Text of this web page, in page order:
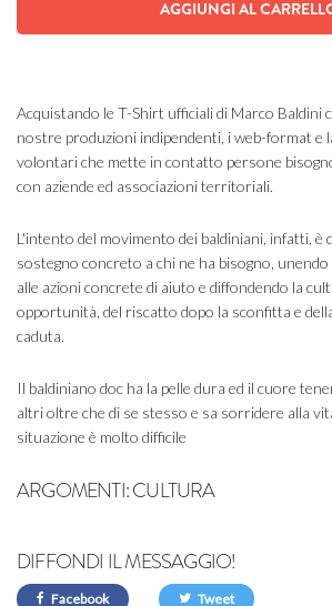
AGGIUNGI AL
Acquistando le T-Shirt ufficiali di Marco Baldini
nostre produzioni indipendenti, i web-format e
volontari che mette in contatto persone
con aziende ed associazioni territoriali.
L'intento del movimento dei baldiniani, infatti, è
sostegno concreto a chi ne ha bisogno,
alle azioni concrete di aiuto e diffondendo la
opportunità, del riscatto dopo la sconfitta e
caduta.
Il baldiniano doc ha la pelle dura ed il cuore
altri oltre che di se stesso e sa sorridere alla
situazione è molto difficile
ARGOMENTI:CULTURA
DIFFONDI IL MESSAGGIO!
Facebook Tweet